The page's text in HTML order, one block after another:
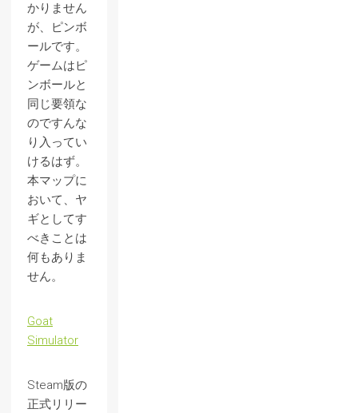
かりません
が、ピンボ
ールです。
ゲームはピ
ンボールと
同じ要領な
のですんな
り入ってい
けるはず。
本マップに
おいて、ヤ
ギとしてす
べきことは
何もありま
せん。
Goat
Simulator
Steam版の
正式リリー